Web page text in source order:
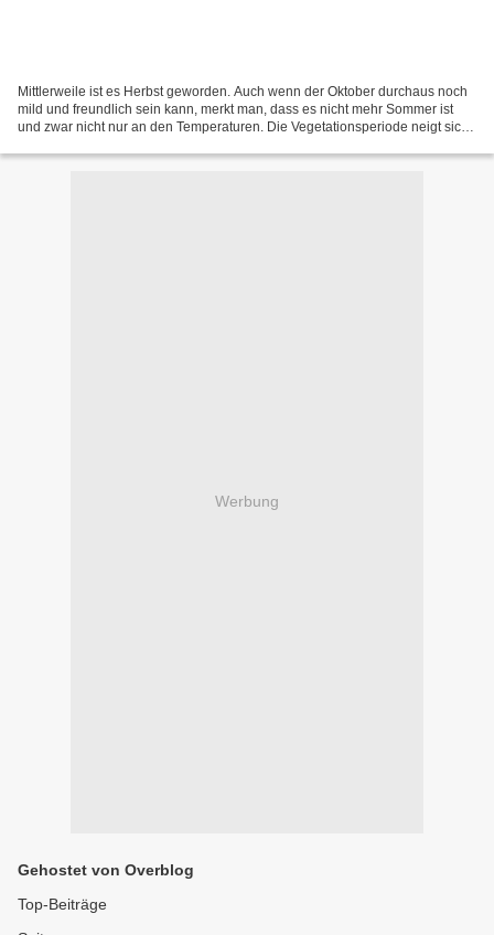
Mittlerweile ist es Herbst geworden. Auch wenn der Oktober durchaus noch
mild und freundlich sein kann, merkt man, dass es nicht mehr Sommer ist
und zwar nicht nur an den Temperaturen. Die Vegetationsperiode neigt sich
Werbung
Gehostet von Overblog
Top-Beiträge